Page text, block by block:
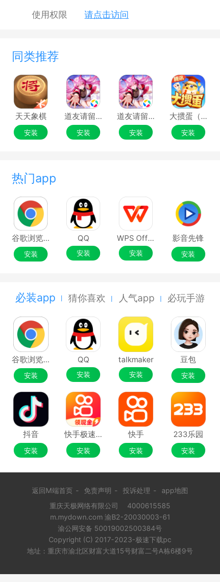
使用权限
请点击访问
同类推荐
天天象棋
安装
道友请留步
安装
道友请留步
安装
大掼蛋（腾讯）
安装
热门app
谷歌浏览器Google Chrome
安装
QQ
安装
WPS Office
安装
影音先锋
安装
必装app 猜你喜欢 人气app 必玩手游
谷歌浏览器Google Chrome
安装
QQ
安装
talkmaker
安装
豆包
安装
抖音
安装
快手极速版
安装
快手
安装
233乐园
安装
返回M端首页 - 免责声明 - 投诉处理 -
app地图
重庆天极网络有限公司
4000615585
m.mydown.com 渝B2-20030003-61
渝公网安备 50019002500384号
Copyright (C) 2017-2023-极速下载pc
地址：重庆市渝北区财富大道15号财富二号A栋6楼9号